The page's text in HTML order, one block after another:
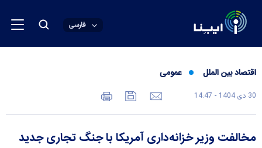
فارسی
اقتصاد بین الملل عمومی
30 دی 1404 - 14:47
مخالفت وزیر خزانه‌داری آمریکا با جنگ تجاری جدید